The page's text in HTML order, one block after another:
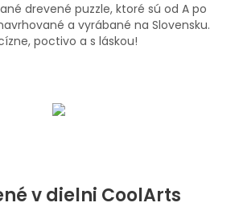
drevené puzzle, ktoré sú od A po
a vyrábané na Slovensku.
poctivo a s láskou!
v dielni CoolArts